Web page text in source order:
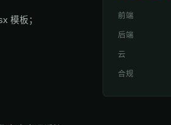
模板；
前端
后端
云
合规